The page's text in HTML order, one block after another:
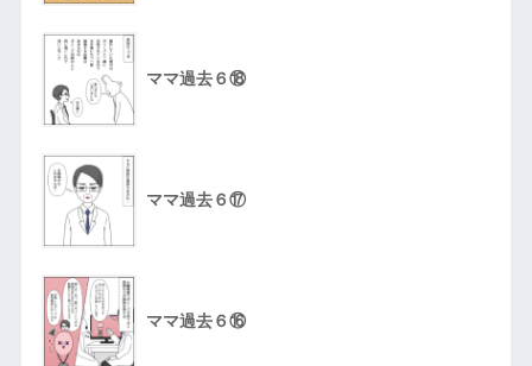
ママ過去６⑱
ママ過去６⑰
ママ過去６⑯